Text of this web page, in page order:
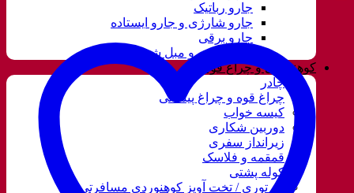
جارو رباتیک
جارو شارژی و جارو ایستاده
جارو برقی
فرش شور و مبل شور
کوهنوردی و چراغ قوه
چادر
چراغ قوه و چراغ پیشانی
کیسه خواب
دوربین شکاری
زیرانداز سفری
قمقمه و فلاسک
کوله پشتی
ننو توری / تخت آویز کوهنوردی مسافرتی